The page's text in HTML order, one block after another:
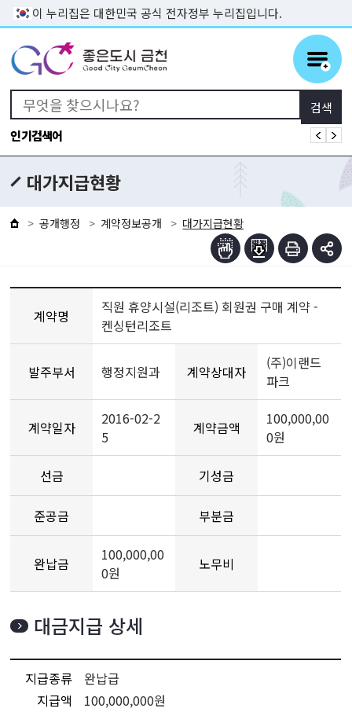
본문 바로가기
이 누리집은 대한민국 공식 전자정부 누리집입니다.
인기검색어
대가지급현황
공개행정 계약정보공개 대가지급현황
계약명
직원 휴양시설(리조트) 회원권 구매 계약 -
켄싱턴리조트
발주부서 행정지원과 계약상대자
(주)이랜드
파크
계약일자
2016-02-2
5
계약금액
100,000,00
0원
선금 기성금
준공금 부분금
완납금
100,000,00
0원
노무비
대금지급 상세
지급종류
완납급
지급액
100,000,000원